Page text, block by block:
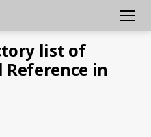
Menu
list of
in